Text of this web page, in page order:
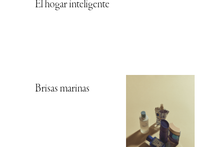
El hogar inteligente
Brisas marinas